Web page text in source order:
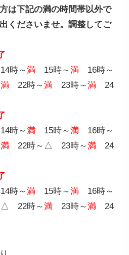
は下記の満の時間帯以外で
くださいませ。調整してご
時～満 15時～満 16時～
満 22時～満 23時～満 24
時～満 15時～満 16時～
満 22時～△ 23時～満 24
時～満 15時～満 16時～
22時～満 23時～満 24